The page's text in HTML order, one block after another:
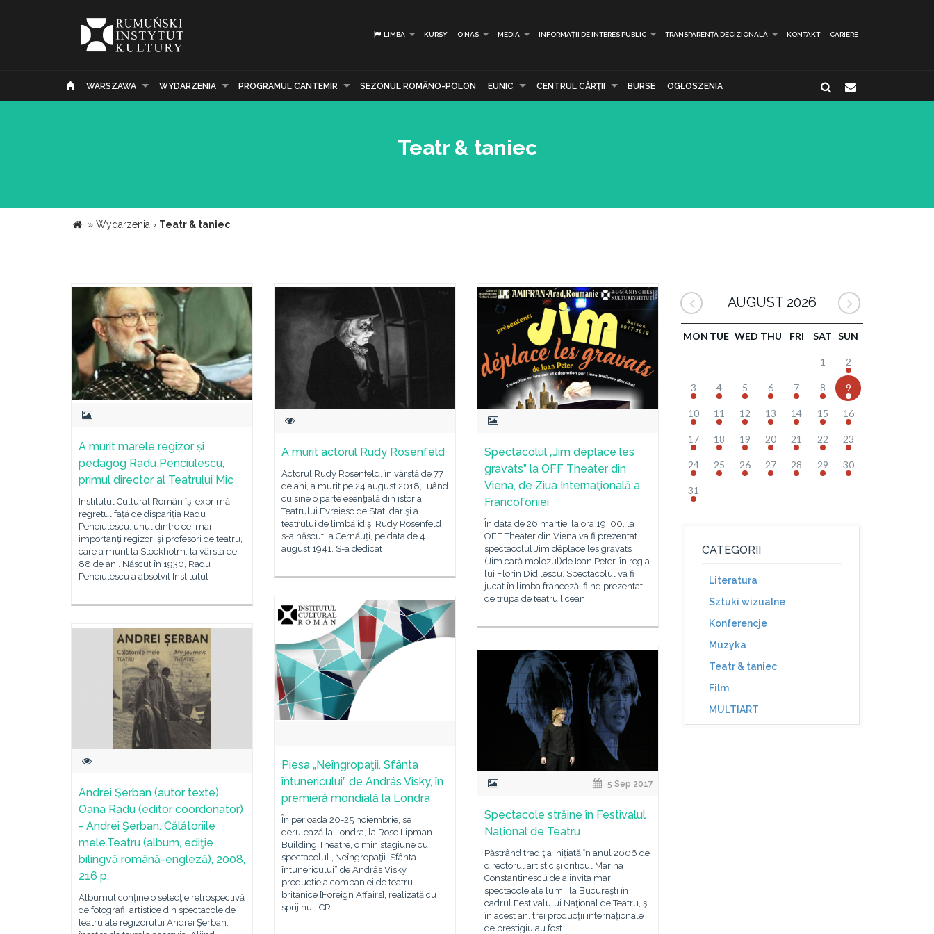
LIMBA KURSY O NAS MEDIA INFORMAȚII DE INTERES PUBLIC TRANSPARENȚĂ DECIZIONALĂ KONTAKT CARIERE
WARSZAWA WYDARZENIA PROGRAMUL CANTEMIR SEZONUL ROMÂNO-POLON EUNIC CENTRUL CĂRŢII BURSE OGŁOSZENIA
Teatr & taniec
» Wydarzenia › Teatr & taniec
A murit marele regizor și
pedagog Radu Penciulescu,
primul director al Teatrului Mic
Institutul Cultural Român își exprimă
regretul față de dispariția Radu
Penciulescu, unul dintre cei mai
importanţi regizori şi profesori de teatru,
care a murit la Stockholm, la vârsta de
88 de ani. Născut în 1930, Radu
Penciulescu a absolvit Institutul
A murit actorul Rudy Rosenfeld
Actorul Rudy Rosenfeld, în vârstă de 77
de ani, a murit pe 24 august 2018, luând
cu sine o parte esenţială din istoria
Teatrului Evreiesc de Stat, dar şi a
teatrului de limbă idiş. Rudy Rosenfeld
s-a născut la Cernăuţi, pe data de 4
august 1941. S-a dedicat
Spectacolul „Jim déplace les
gravats” la OFF Theater din
Viena, de Ziua Internaţională a
Francofoniei
În data de 26 martie, la ora 19. 00, la
OFF Theater din Viena va fi prezentat
spectacolul Jim déplace les gravats
(Jim cară molozul)de Ioan Peter, în regia
lui Florin Didilescu. Spectacolul va fi
jucat în limba franceză, fiind prezentat
de trupa de teatru licean
Piesa „Neîngropaţii. Sfânta
întunericului” de András Visky, în
premieră mondială la Londra
În perioada 20-25 noiembrie, se
derulează la Londra, la Rose Lipman
Building Theatre, o ministagiune cu
spectacolul „Neîngropaţii. Sfânta
întunericului” de András Visky,
producție a companiei de teatru
britanice [Foreign Affairs], realizată cu
sprijinul ICR
Andrei Şerban (autor texte),
Oana Radu (editor coordonator)
- Andrei Şerban. Călătoriile
mele.Teatru (album, ediţie
bilingvă română-engleză), 2008,
216 p.
Albumul conţine o selecţie retrospectivă
de fotografii artistice din spectacole de
teatru ale regizorului Andrei Şerban,
5 Sep 2017
Spectacole străine în Festivalul
Naţional de Teatru
Păstrând tradiţia iniţiată în anul 2006 de
directorul artistic și criticul Marina
Constantinescu de a invita mari
spectacole ale lumii la Bucureşti în
cadrul Festivalului Naţional de Teatru, şi
în acest an, trei producţii internaţionale
de prestigiu au fost
AUGUST 2026
MON TUE WED THU FRI SAT SUN
1 2
3 4 5 6 7 8 9
10 11 12 13 14 15 16
17 18 19 20 21 22 23
24 25 26 27 28 29 30
31
CATEGORII
Literatura
Sztuki wizualne
Konferencje
Muzyka
Teatr & taniec
Film
MULTIART